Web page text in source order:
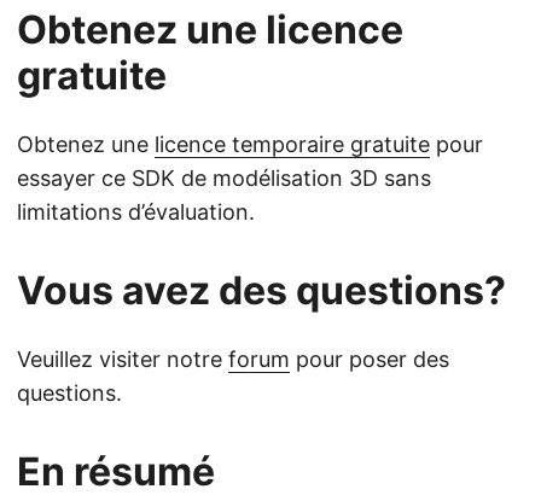
Obtenez une licence
gratuite
Obtenez une licence temporaire gratuite pour
essayer ce SDK de modélisation 3D sans
limitations d’évaluation.
Vous avez des questions?
Veuillez visiter notre forum pour poser des
questions.
En résumé